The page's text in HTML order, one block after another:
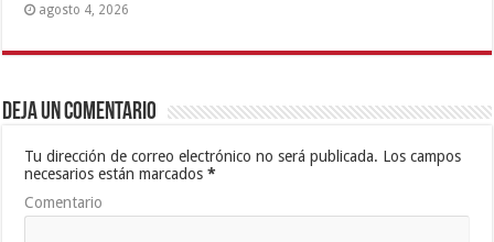
agosto 4, 2026
Deja un comentario
Tu dirección de correo electrónico no será publicada. Los campos
necesarios están marcados*
Comentario